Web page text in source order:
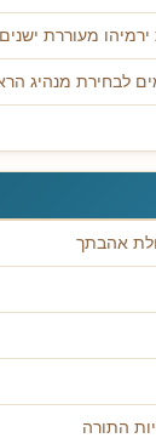
מעוררת
לבחירת מנהיג
אהבתך
התורה